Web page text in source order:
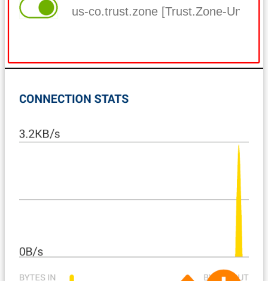
us-co.trust.zone [Trust.Zone-